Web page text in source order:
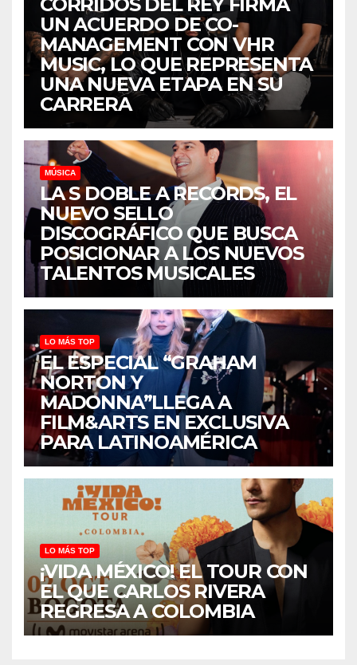
UN ACUERDO DE CO-
MANAGEMENT CON VHR
MUSIC, LO QUE REPRESENTA
UNA NUEVA ETAPA EN SU
CARRERA
MÚSICA
LA S DOBLE A RECORDS, EL
NUEVO SELLO
DISCOGRÁFICO QUE BUSCA
POSICIONAR A LOS NUEVOS
TALENTOS MUSICALES
LO MÁS TOP
EL ESPECIAL “GRAHAM
NORTON Y
MADONNA”LLEGA A
FILM&ARTS EN EXCLUSIVA
PARA LATINOAMÉRICA
LO MÁS TOP
¡VIDA MÉXICO! EL TOUR CON
EL QUE CARLOS RIVERA
REGRESA A COLOMBIA